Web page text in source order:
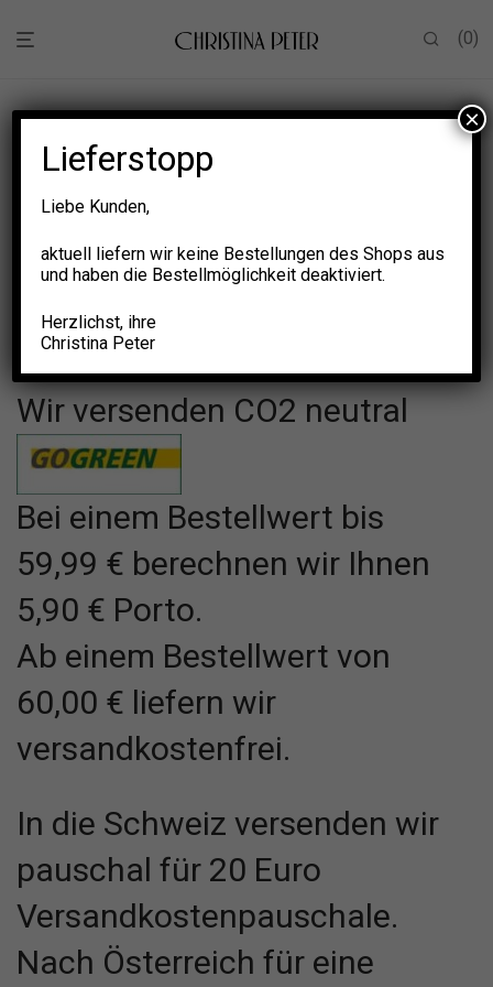
0
Versandkosten
gesetzliche Mehrwertsteuer)
Lieferungen im Inland (Deutschland):
Wir versenden CO2 neutral
Bei einem Bestellwert bis
59,99 € berechnen wir Ihnen
5,90 € Porto.
Ab einem Bestellwert von
60,00 € liefern wir
versandkostenfrei.
In die Schweiz versenden wir
pauschal für 20 Euro
Versandkostenpauschale.
Nach Österreich für eine
Lieferstopp
Liebe Kunden,
aktuell liefern wir keine Bestellungen des Shops aus
und haben die Bestellmöglichkeit deaktiviert.
Herzlichst, ihre
Christina Peter
×